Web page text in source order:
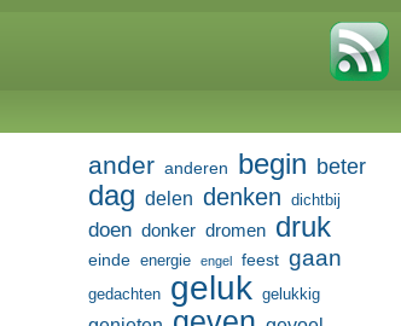
ander anderen begin beter
dag delen denken dichtbij
doen donker dromen druk
einde energie engel feest gaan
gedachten geluk gelukkig